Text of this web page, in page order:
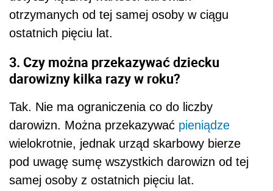
otrzymanych od tej samej osoby w ciągu
ostatnich pięciu lat.
3. Czy można przekazywać dziecku
darowizny kilka razy w roku?
Tak. Nie ma ograniczenia co do liczby
darowizn. Można przekazywać pieniądze
wielokrotnie, jednak urząd skarbowy bierze
pod uwagę sumę wszystkich darowizn od tej
samej osoby z ostatnich pięciu lat.